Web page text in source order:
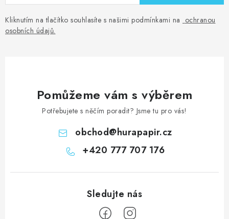
Kliknutím na tlačítko souhlasíte s našimi podmínkami na ochranou
osobních údajů.
Pomůžeme vám s výběrem
Potřebujete s něčím poradit? Jsme tu pro vás!
obchod@hurapapir.cz
+420 777 707 176